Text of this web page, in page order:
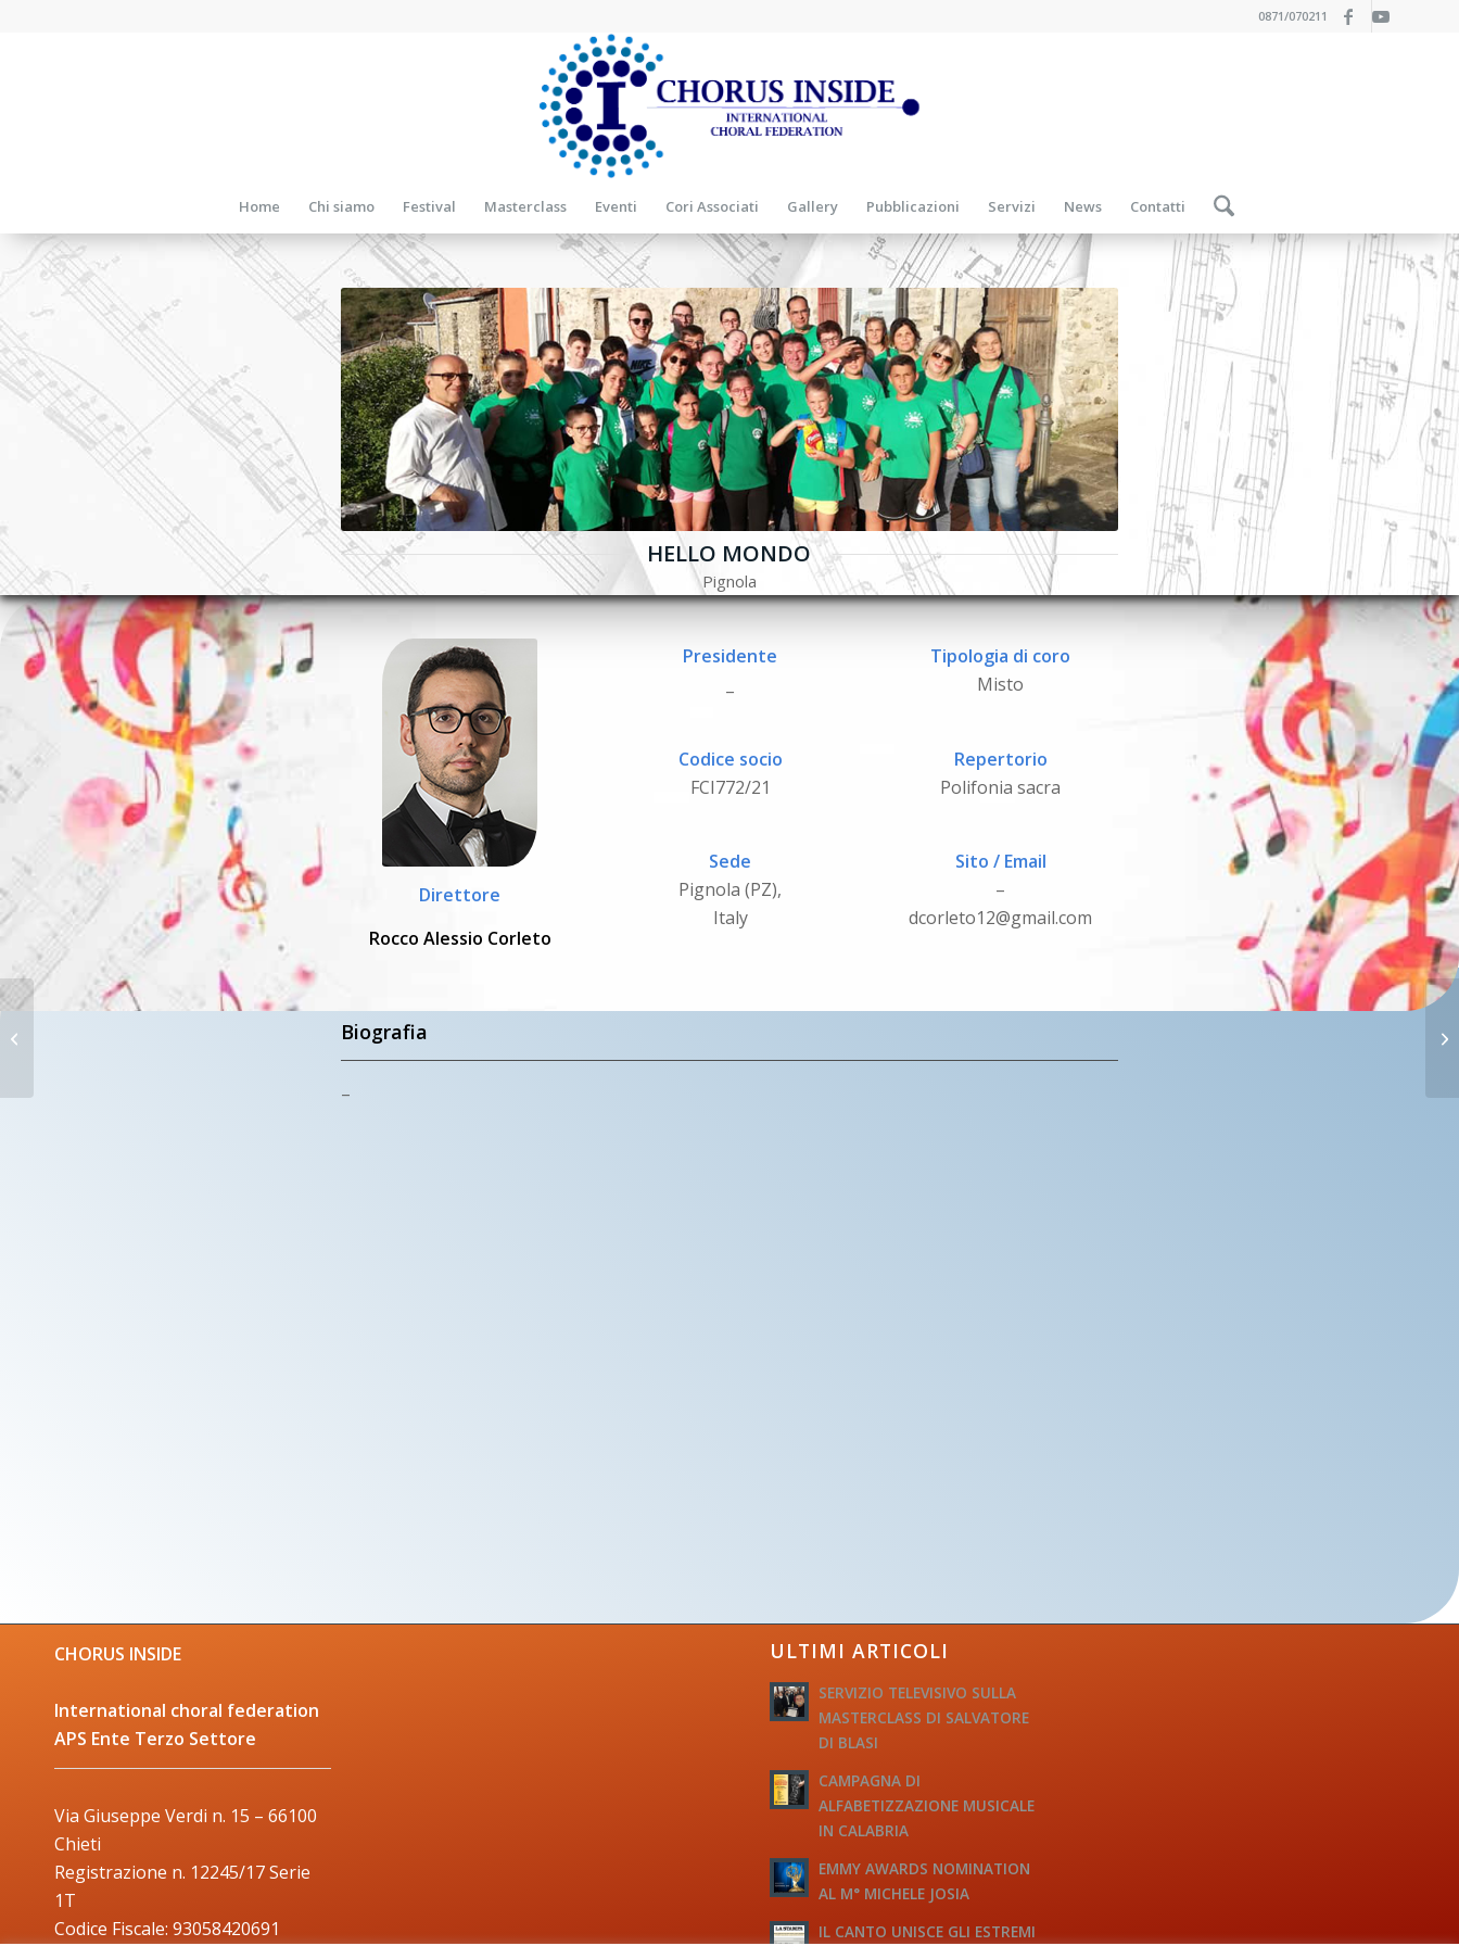
0871/070211
Home Chi siamo Festival Masterclass Eventi Cori Associati Gallery Pubblicazioni Servizi News Contatti
HELLO MONDO
Pignola
Direttore
Rocco Alessio Corleto
Presidente
Codice socio
FCI772/21
Sede
Pignola (PZ),
Italy
Tipologia di coro
Misto
Repertorio
Polifonia sacra
Sito / Email
–
dcorleto12@gmail.com
Biografia
–
CHORUS INSIDE
International choral federation
APS Ente Terzo Settore
Via Giuseppe Verdi n. 15 – 66100
Chieti
Registrazione n. 12245/17 Serie
1T
Codice Fiscale: 93058420691
ULTIMI ARTICOLI
SERVIZIO TELEVISIVO SULLA
MASTERCLASS DI SALVATORE
DI BLASI
CAMPAGNA DI
ALFABETIZZAZIONE MUSICALE
IN CALABRIA
EMMY AWARDS NOMINATION
AL M° MICHELE JOSIA
IL CANTO UNISCE GLI ESTREMI
CORO DI